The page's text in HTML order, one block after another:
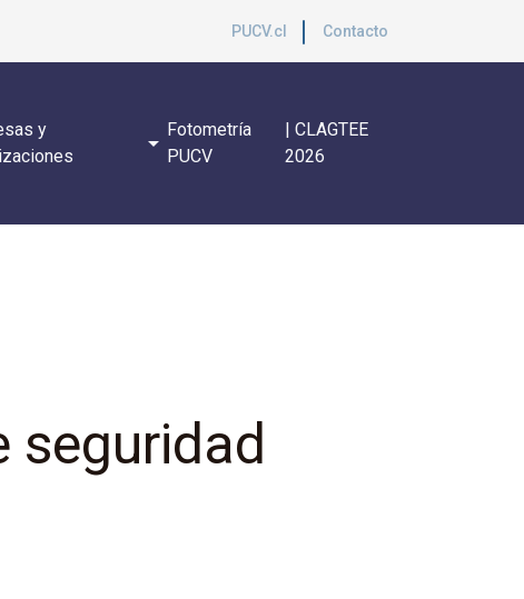
PUCV.cl Contacto
y
arrow_drop_down
Fotometría
PUCV
| CLAGTEE
2026
seguridad